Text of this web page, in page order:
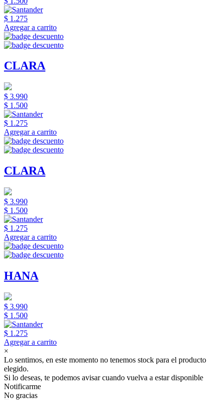
$ 1.275
Agregar a carrito
CLARA
$ 3.990
$ 1.500
$ 1.275
Agregar a carrito
CLARA
$ 3.990
$ 1.500
$ 1.275
Agregar a carrito
HANA
$ 3.990
$ 1.500
$ 1.275
Agregar a carrito
×
Lo sentimos, en este momento no tenemos stock para el producto
elegido.
Si lo deseas, te podemos avisar cuando vuelva a estar disponible
Notificarme
No gracias